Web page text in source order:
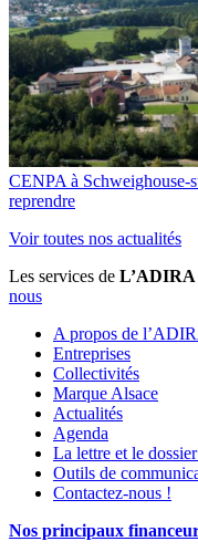
CENPA à Schweighouse-
reprendre
Voir toutes nos actualités
Les services de L’ADIRA
nous
A propos de
Entreprises
Collectivités
Marque Alsace
Actualités
Agenda
La lettre et le
Outils de
Contactez-nous !
Nos principaux